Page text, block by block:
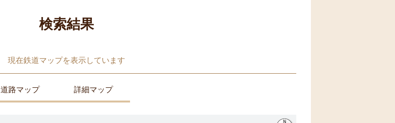
検索結果
現在鉄道マップを表示しています
道路マップ 詳細マップ